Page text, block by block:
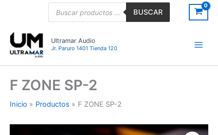
BUSCAR
Ultramar Audio
Jr. Paruro 1401 Tienda 120
F ZONE SP-2
Inicio Productos F ZONE SP-2